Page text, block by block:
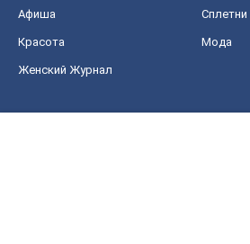
Афиша Сплетни
Красота Мода
Женский Журнал